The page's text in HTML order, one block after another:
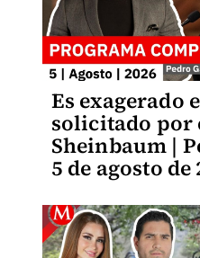
Es exagerado
solicitado por
Sheinbaum |
5 de agosto de